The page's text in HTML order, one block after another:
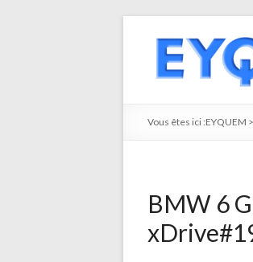
Vous êtes ici :EYQUEM >
BMW 6